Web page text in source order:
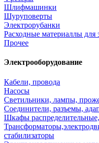
Шлифмашинки
Шуруповерты
Электрорубанки
Расходные материаллы для
Прочее
Электрооборудование
Кабели, провода
Насосы
Светильники, лампы,
Соединители, разъемы,
Шкафы
стабилизаторы